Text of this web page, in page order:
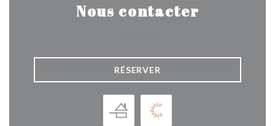
Nous contacter
RÉSERVER